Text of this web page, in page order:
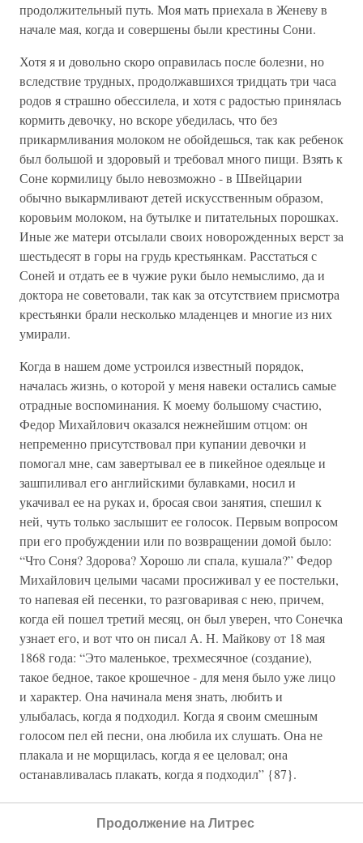
продолжительный путь. Моя мать приехала в Женеву в
начале мая, когда и совершены были крестины Сони.
Хотя я и довольно скоро оправилась после болезни, но
вследствие трудных, продолжавшихся тридцать три часа
родов я страшно обессилела, и хотя с радостью принялась
кормить девочку, но вскоре убедилась, что без
прикармливания молоком не обойдешься, так как ребенок
был большой и здоровый и требовал много пищи. Взять к
Соне кормилицу было невозможно - в Швейцарии
обычно выкармливают детей искусственным образом,
коровьим молоком, на бутылке и питательных порошках.
Иные же матери отсылали своих новорожденных верст за
шестьдесят в горы на грудь крестьянкам. Расстаться с
Соней и отдать ее в чужие руки было немыслимо, да и
доктора не советовали, так как за отсутствием присмотра
крестьянки брали несколько младенцев и многие из них
умирали.
Когда в нашем доме устроился известный порядок,
началась жизнь, о которой у меня навеки остались самые
отрадные воспоминания. К моему большому счастию,
Федор Михайлович оказался нежнейшим отцом: он
непременно присутствовал при купании девочки и
помогал мне, сам завертывал ее в пикейное одеяльце и
зашпиливал его английскими булавками, носил и
укачивал ее на руках и, бросая свои занятия, спешил к
ней, чуть только заслышит ее голосок. Первым вопросом
при его пробуждении или по возвращении домой было:
“Что Соня? Здорова? Хорошо ли спала, кушала?” Федор
Михайлович целыми часами просиживал у ее постельки,
то напевая ей песенки, то разговаривая с нею, причем,
когда ей пошел третий месяц, он был уверен, что Сонечка
узнает его, и вот что он писал А. Н. Майкову от 18 мая
1868 года: “Это маленькое, трехмесячное (создание),
такое бедное, такое крошечное - для меня было уже лицо
и характер. Она начинала меня знать, любить и
улыбалась, когда я подходил. Когда я своим смешным
голосом пел ей песни, она любила их слушать. Она не
плакала и не морщилась, когда я ее целовал; она
останавливалась плакать, когда я подходил” {87}.
Но недолго дано было нам наслаждаться нашим
безоблачным счастьем. В первых числах мая стояла
Продолжение на Литрес